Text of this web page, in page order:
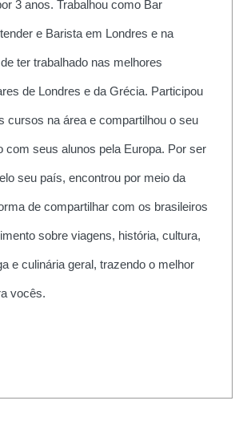
3 anos. Trabalhou como Bar
e Barista em Londres e na
ter trabalhado nas melhores
de Londres e da Grécia. Participou
cursos na área e compartilhou o seu
com seus alunos pela Europa. Por ser
seu país, encontrou por meio da
de compartilhar com os brasileiros
sobre viagens, história, cultura,
e culinária geral, trazendo o melhor
vocês.